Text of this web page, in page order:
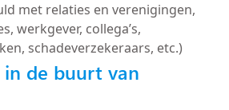
met relaties en verenigingen,
werkgever, collega’s,
schadeverzekeraars, etc.)
de buurt van